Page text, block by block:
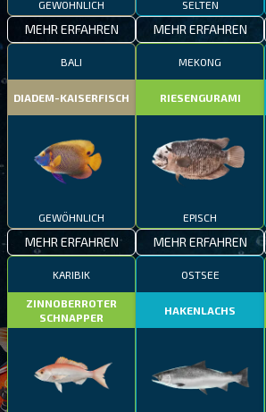
GEWÖHNLICH
MEHR ERFAHREN
SELTEN
MEHR ERFAHREN
BALI
DIADEM-KAISERFISCH
GEWÖHNLICH
MEHR ERFAHREN
MEKONG
RIESENGURAMI
EPISCH
MEHR ERFAHREN
KARIBIK
ZINNOBERROTER
SCHNAPPER
OSTSEE
HAKENLACHS